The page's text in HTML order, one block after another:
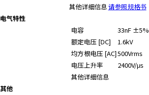
其他详细信息请参照规格书
电气特性
电容
33nF ±5%
额定电压 [DC]
1.6kV
均方根电压 [AC]500Vrms
电压上升率
2400V/μs
其他详细信息
其他